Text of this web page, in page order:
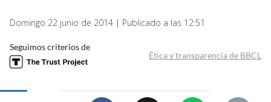
Domingo 22 junio de 2014 | Publicado a las 12:51
Seguimos criterios de
Ética y transparencia de BBCL